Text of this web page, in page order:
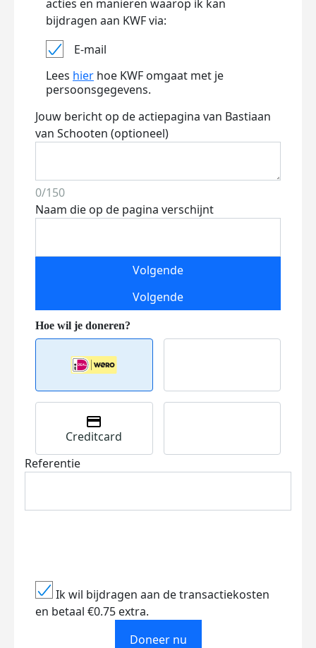
acties en manieren waarop ik kan
bijdragen aan KWF via:
E-mail
Lees hier hoe KWF omgaat met je
persoonsgegevens.
Jouw bericht op de actiepagina van Bastiaan
van Schooten (optioneel)
0/150
Naam die op de pagina verschijnt
Volgende
Volgende
Creditcard
Referentie
Ik wil bijdragen aan de transactiekosten
en betaal €0.75 extra.
Doneer nu